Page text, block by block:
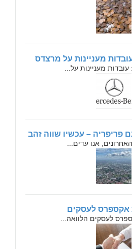
מעניינות על מרצדס
מעניינות על...
פריפריה – עכשיו שווה זהב
אנו עדים...
אקספרס לעסקים
לעסקים הלוואה...